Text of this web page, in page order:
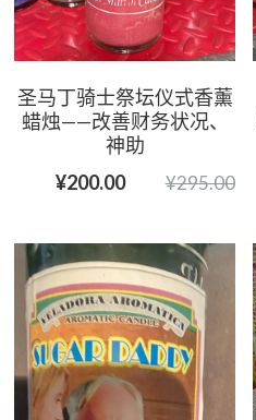
圣马丁骑士祭坛仪式香薰
蜡烛——改善财务状况、
神助
¥200.00
¥295.00